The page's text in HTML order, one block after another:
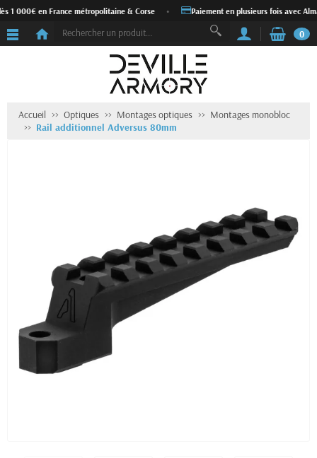
1 000€ en France métropolitaine & Corse Paiement en plusieurs fois avec Alma
0
Accueil Optiques Montages optiques
Montages monobloc
Rail additionnel Adversus 80mm